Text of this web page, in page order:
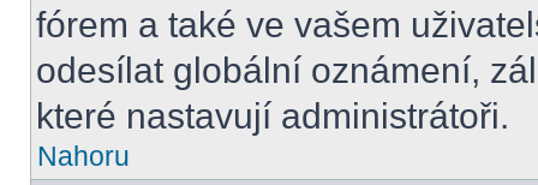
fórem a také ve vašem
odesílat globální oznámení,
které nastavují administrátoři.
Nahoru